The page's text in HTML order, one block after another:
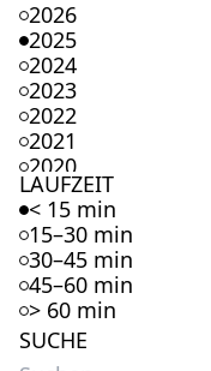
2026
2025
2024
2023
2022
2021
2020
2019
2018
2017
2016
2015
2014
2013
LAUFZEIT
< 15 min
15–30 min
30–45 min
45–60 min
> 60 min
SUCHE
Suchen